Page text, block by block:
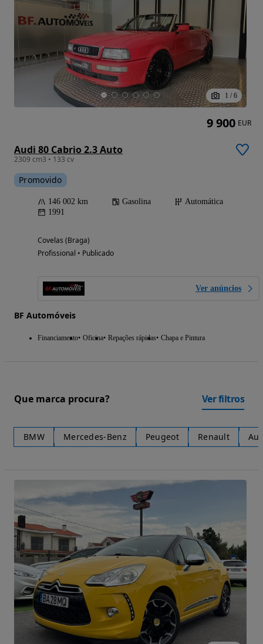
1 / 6
Audi 80 Cabrio 2.3 Auto
2309 cm3 • 133 cv
Promovido
146 002 km Gasolina
Automática
1991
Covelas (Braga)
Profissional • Publicado
Ver anúncios
BF Automóveis
Financiamento Oficina Repações rápidas Chapa e Pintura
9 900 EUR
Que marca procura? Ver filtros
BMW Mercedes-Benz Peugeot Renault